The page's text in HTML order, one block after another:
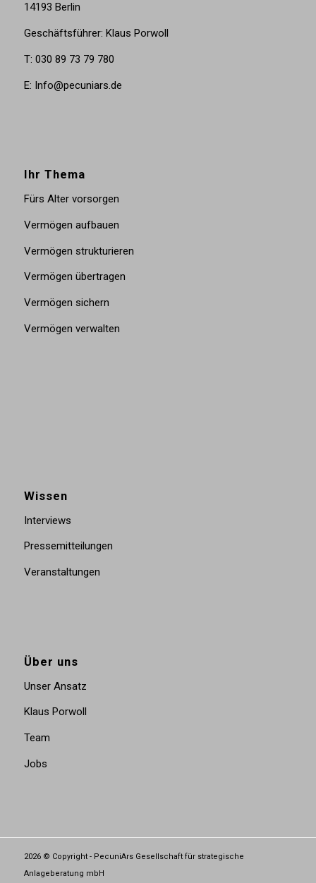
14193 Berlin
Geschäftsführer: Klaus Porwoll
T: 030 89 73 79 780
E: Info@pecuniars.de
Ihr Thema
Fürs Alter vorsorgen
Vermögen aufbauen
Vermögen strukturieren
Vermögen übertragen
Vermögen sichern
Vermögen verwalten
Wissen
Interviews
Pressemitteilungen
Veranstaltungen
Über uns
Unser Ansatz
Klaus Porwoll
Team
Jobs
2026 © Copyright - PecuniArs Gesellschaft für strategische
Anlageberatung mbH